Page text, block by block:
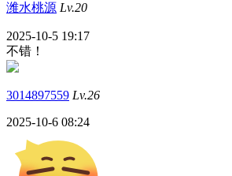
潍水桃源 Lv.20
2025-10-5 19:17
不错！
3014897559 Lv.26
2025-10-6 08:24